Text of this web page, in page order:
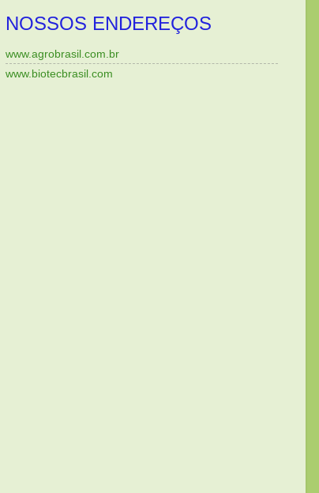
NOSSOS ENDEREÇOS
www.agrobrasil.com.br
www.biotecbrasil.com